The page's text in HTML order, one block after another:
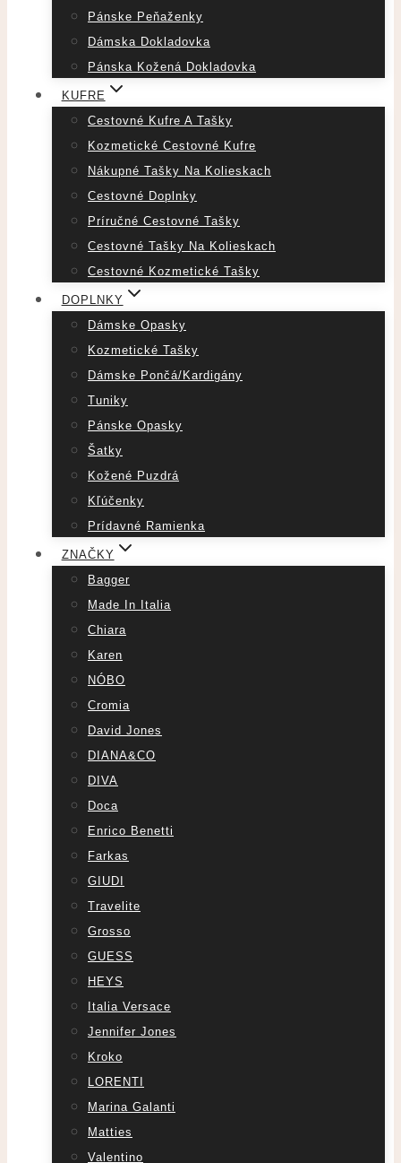
Pánske Peňaženky
Dámska Dokladovka
Pánska Kožená Dokladovka
KUFRE
Cestovné Kufre A Tašky
Kozmetické Cestovné Kufre
Nákupné Tašky Na Kolieskach
Cestovné Doplnky
Príručné Cestovné Tašky
Cestovné Tašky Na Kolieskach
Cestovné Kozmetické Tašky
DOPLNKY
Dámske Opasky
Kozmetické Tašky
Dámske Pončá/Kardigány
Tuniky
Pánske Opasky
Šatky
Kožené Puzdrá
Kľúčenky
Prídavné Ramienka
ZNAČKY
Bagger
Made In Italia
Chiara
Karen
NÓBO
Cromia
David Jones
DIANA&CO
DIVA
Doca
Enrico Benetti
Farkas
GIUDI
Travelite
Grosso
GUESS
HEYS
Italia Versace
Jennifer Jones
Kroko
LORENTI
Marina Galanti
Matties
Valentino